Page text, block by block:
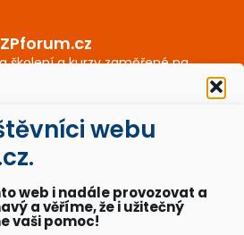
webu
web i nadále provozovat a
a věříme, že i užitečný
vaši pomoc!
školení a kurzy zaměřené na
připravených vzorových
BOZP a PO.